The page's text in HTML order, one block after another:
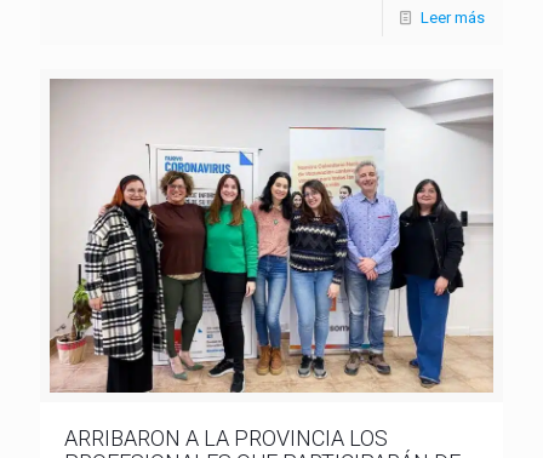
Leer más
ARRIBARON A LA PROVINCIA LOS